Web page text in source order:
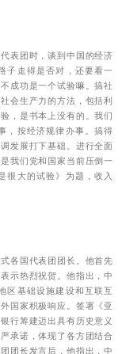
表团时，谈到中国的经济
子走得是否对，还要看一
成功是一个试验嘛。搞社
会生产力的方法，包括利
，是书本上没有的。我们
，按经济规律办事。搞得
发展打下基础。进行全面
我们党和国家当前压倒一
很大的试验》为题，收入
各国代表团团长。他首先
示热烈祝贺。他指出，中
区基础设施建设和互联互
国家积极响应。签署《亚
行筹建迈出具有历史意义
承诺，体现了各方团结合
团长发言后，他指出，中